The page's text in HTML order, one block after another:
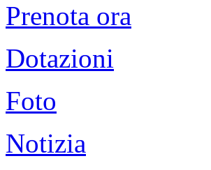
Prenota ora
Dotazioni
Foto
Notizia